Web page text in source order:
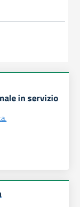
in servizio